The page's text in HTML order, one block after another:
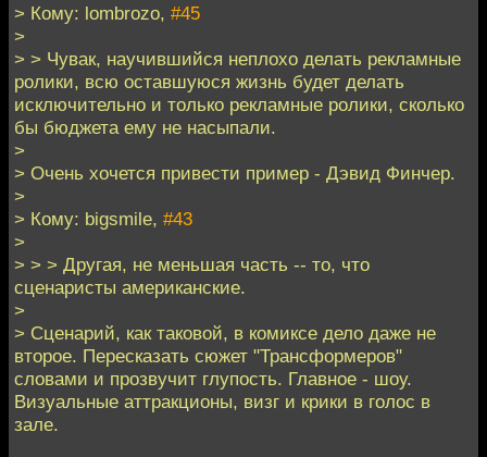
> Кому: lombrozo, #45
>
> > Чувак, научившийся неплохо делать рекламные
ролики, всю оставшуюся жизнь будет делать
исключительно и только рекламные ролики, сколько
бы бюджета ему не насыпали.
>
> Очень хочется привести пример - Дэвид Финчер.
>
> Кому: bigsmile, #43
>
> > > Другая, не меньшая часть -- то, что
сценаристы американские.
>
> Сценарий, как таковой, в комиксе дело даже не
второе. Пересказать сюжет "Трансформеров"
словами и прозвучит глупость. Главное - шоу.
Визуальные аттракционы, визг и крики в голос в
зале.